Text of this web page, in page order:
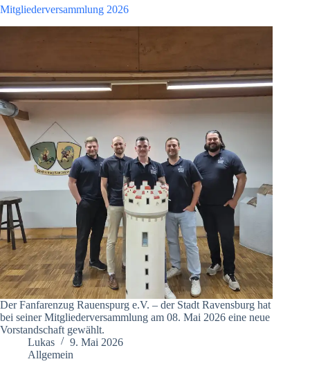
Mitgliederversammlung 2026
Der Fanfarenzug Rauenspurg e.V. – der Stadt Ravensburg hat
bei seiner Mitgliederversammlung am 08. Mai 2026 eine neue
Vorstandschaft gewählt.
Lukas
9. Mai 2026
Allgemein